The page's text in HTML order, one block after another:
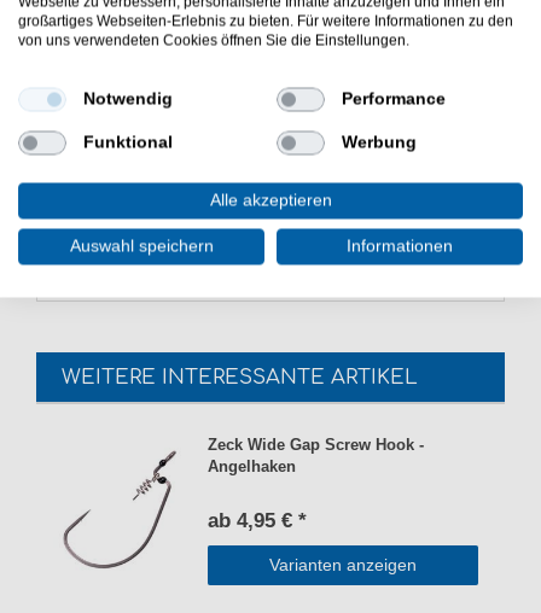
Spirale für Softbaits
für Offset-Haken
vielseitig einsetzbar
Lieferumfang: Haken, unterschiedliche Anzahl je
nach einer gewählten Größe
Günstig Centering Pin Spring 5124 online kaufen und
sparen. Balzer Owner Zubehör zum Spinnangeln. -
HIER Spirale für Gummiköder bestellen.
WEITERE INTERESSANTE ARTIKEL
Zeck Wide Gap Screw Hook -
Angelhaken
ab 4,95 € *
Varianten anzeigen
großartiges Webseiten-Erlebnis zu bieten. Für weitere Informationen zu den
von uns verwendeten Cookies öffnen Sie die Einstellungen.
Notwendig Performance
Funktional Werbung
Alle akzeptieren
Auswahl speichern Informationen